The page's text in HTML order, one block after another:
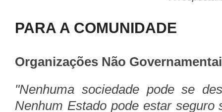
PARA A COMUNIDADE
Organizações Não
"Nenhuma sociedade pode se
Nenhum Estado pode estar